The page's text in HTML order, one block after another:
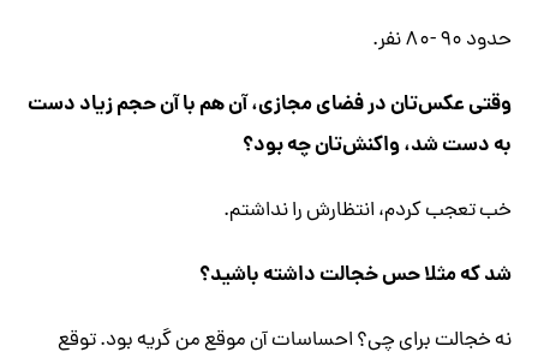
حدود ۹۰ -۸۰ نفر.
وقتی عکس‌تان در فضای مجازی، آن هم با آن حجم زیاد دست
به دست شد، واکنش‌تان چه بود؟
خب تعجب کردم، انتظارش را نداشتم.
شد که مثلا حس خجالت داشته باشید؟
نه خجالت برای چی؟ احساسات آن موقع من گریه بود. توقع